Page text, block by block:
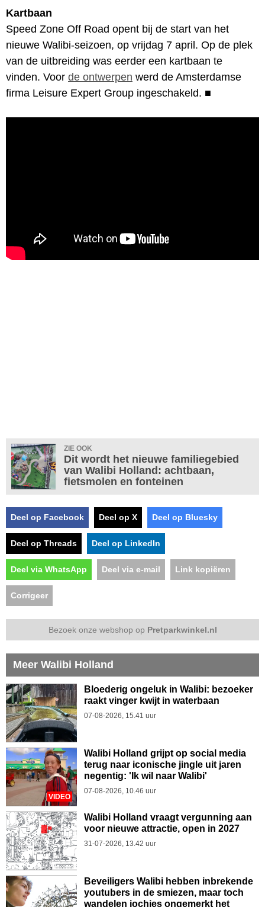
Kartbaan
Speed Zone Off Road opent bij de start van het
nieuwe Walibi-seizoen, op vrijdag 7 april. Op de plek
van de uitbreiding was eerder een kartbaan te
vinden. Voor de ontwerpen werd de Amsterdamse
firma Leisure Expert Group ingeschakeld. ■
ZIE OOK
Dit wordt het nieuwe familiegebied
van Walibi Holland: achtbaan,
fietsmolen en fonteinen
Deel op Facebook Deel op X Deel op Bluesky
Deel op Threads Deel op LinkedIn
Deel via WhatsApp Deel via e-mail Link kopiëren
Corrigeer
Bezoek onze webshop op Pretparkwinkel.nl
Meer Walibi Holland
Bloederig ongeluk in Walibi: bezoeker
raakt vinger kwijt in waterbaan
07-08-2026, 15.41 uur
VIDEO
Walibi Holland grijpt op social media
terug naar iconische jingle uit jaren
negentig: 'Ik wil naar Walibi'
07-08-2026, 10.46 uur
Walibi Holland vraagt vergunning aan
voor nieuwe attractie, open in 2027
31-07-2026, 13.42 uur
Beveiligers Walibi hebben inbrekende
youtubers in de smiezen, maar toch
wandelen jochies ongemerkt het